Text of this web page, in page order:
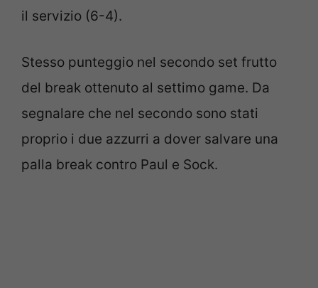
il servizio (6-4).
Stesso punteggio nel secondo set frutto
del break ottenuto al settimo game. Da
segnalare che nel secondo sono stati
proprio i due azzurri a dover salvare una
palla break contro Paul e Sock.